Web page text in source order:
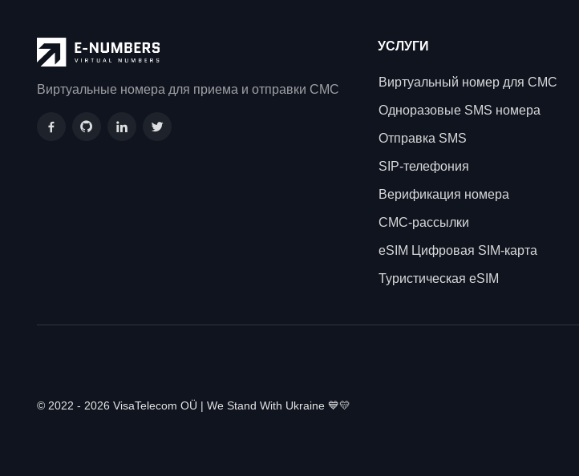
Виртуальные номера для приема и отправки СМС
УСЛУГИ
Виртуальный номер для СМС
Одноразовые SMS номера
Отправка SMS
SIP-телефония
Верификация номера
СМС-рассылки
eSIM Цифровая SIM-карта
Туристическая eSIM
© 2022 - 2026 VisaTelecom OÜ | We Stand With Ukraine 💙💛